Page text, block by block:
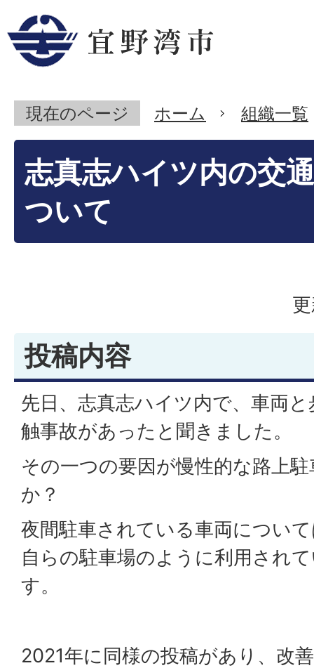
現在のページ ホーム 組織一覧
志真志ハイツ内の交
ついて
投稿内容
先日、志真志ハイツ内で、車両
触事故があったと聞きました。
その一つの要因が慢性的な路上
か？
夜間駐車されている車両につい
自らの駐車場のように利用され
す。
2021年に同様の投稿があり、改